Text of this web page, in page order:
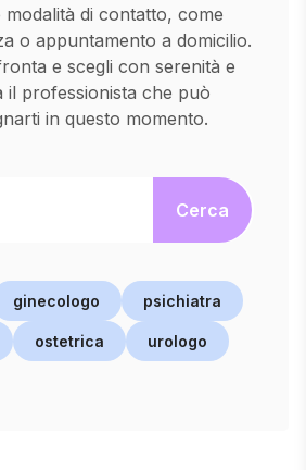
modalità di contatto, come
o appuntamento a domicilio.
e scegli con serenità e
il professionista che può
in questo momento.
Cerca
ginecologo psichiatra
ostetrica urologo